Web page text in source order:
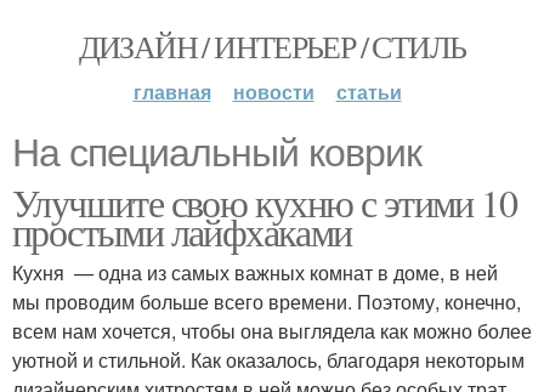
ДИЗАЙН / ИНТЕРЬЕР / СТИЛЬ
главная новости статьи
На специальный коврик
Улучшите свою кухню с этими 10
простыми лайфхаками
Кухня — одна из самых важных комнат в доме, в ней
мы проводим больше всего времени. Поэтому, конечно,
всем нам хочется, чтобы она выглядела как можно более
уютной и стильной. Как оказалось, благодаря некоторым